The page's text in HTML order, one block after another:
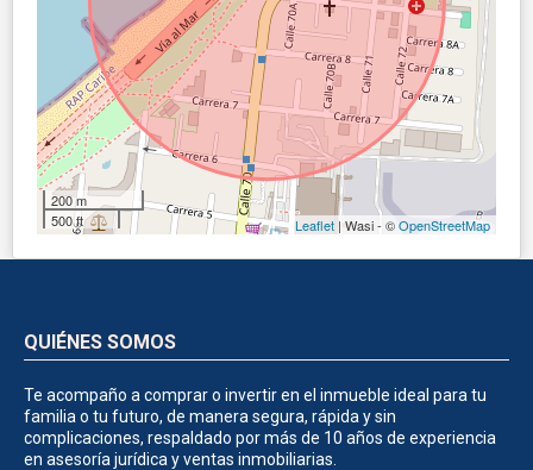
200 m
500 ft
Leaflet | Wasi - ©OpenStreetMap
QUIÉNES SOMOS
Te acompaño a comprar o invertir en el inmueble ideal para tu
familia o tu futuro, de manera segura, rápida y sin
complicaciones, respaldado por más de 10 años de experiencia
en asesoría jurídica y ventas inmobiliarias.